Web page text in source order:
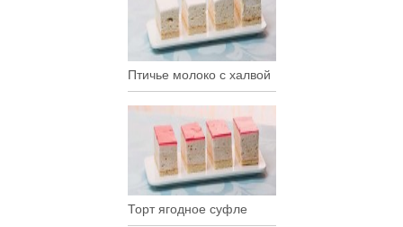
Птичье молоко с халвой
Торт ягодное суфле